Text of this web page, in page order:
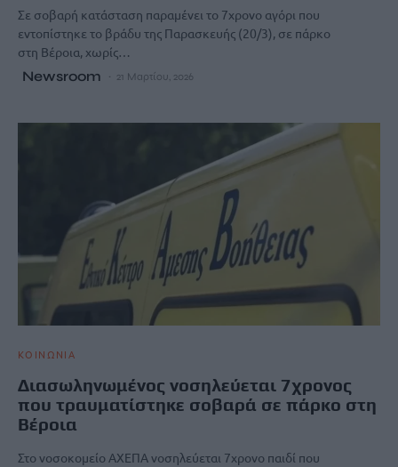
Σε σοβαρή κατάσταση παραμένει το 7χρονο αγόρι που
εντοπίστηκε το βράδυ της Παρασκευής (20/3), σε πάρκο
στη Βέροια, χωρίς…
Newsroom 21 Μαρτίου, 2026
ΚΟΙΝΩΝΙΑ
Διασωληνωμένος νοσηλεύεται 7χρονος
που τραυματίστηκε σοβαρά σε πάρκο στη
Βέροια
Στο νοσοκομείο ΑΧΕΠΑ νοσηλεύεται 7χρονο παιδί που